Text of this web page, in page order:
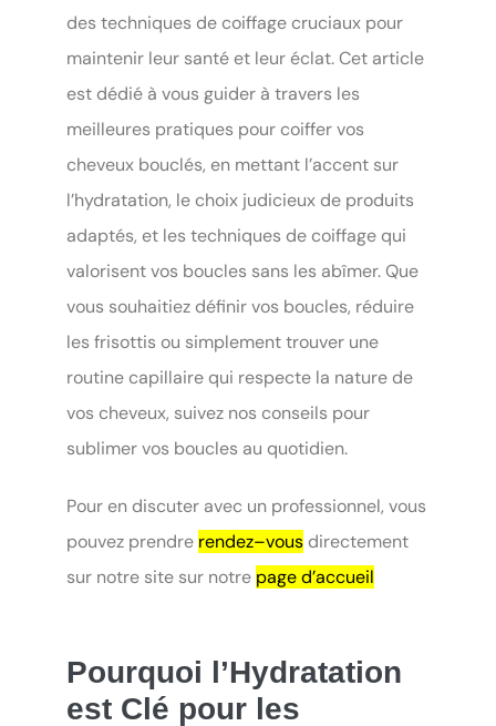
des techniques de coiffage cruciaux pour
maintenir leur santé et leur éclat. Cet article
est dédié à vous guider à travers les
meilleures pratiques pour coiffer vos
cheveux bouclés, en mettant l’accent sur
l’hydratation, le choix judicieux de produits
adaptés, et les techniques de coiffage qui
valorisent vos boucles sans les abîmer. Que
vous souhaitiez définir vos boucles, réduire
les frisottis ou simplement trouver une
routine capillaire qui respecte la nature de
vos cheveux, suivez nos conseils pour
sublimer vos boucles au quotidien.
Pour en discuter avec un professionnel, vous
pouvez prendre rendez–vous directement
sur notre site sur notre page d’accueil
Pourquoi l’Hydratation
est Clé pour les